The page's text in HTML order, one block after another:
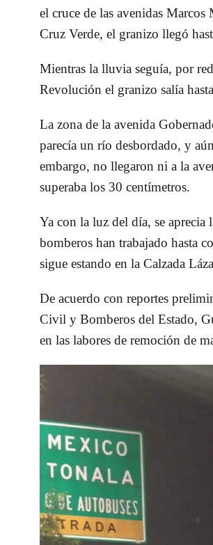
el cruce de las avenidas
Cruz Verde, el granizo llegó
Mientras la lluvia seguía, por
Revolución el granizo salía
La zona de la avenida
parecía un río desbordado, y
embargo, no llegaron ni a la
superaba los 30 centímetros.
Ya con la luz del día, se
bomberos han trabajado hasta
sigue estando en la Calzada
De acuerdo con reportes
Civil y Bomberos del Estado,
en las labores de remoción de